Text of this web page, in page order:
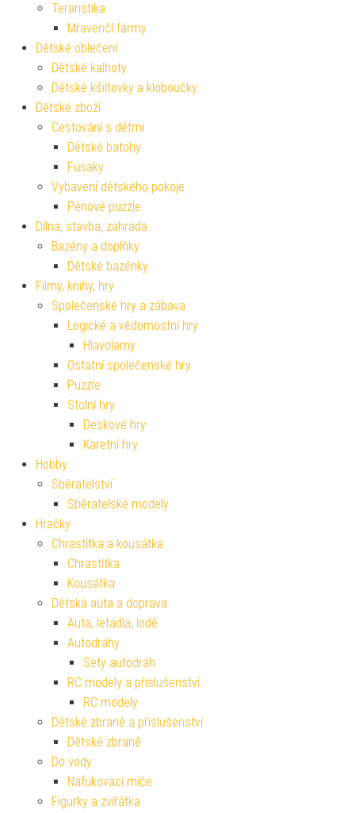
Teraristika
Mravenčí farmy
Dětské oblečení
Dětské kalhoty
Dětské kšiltovky a kloboučky
Dětské zboží
Cestování s dětmi
Dětské batohy
Fusaky
Vybavení dětského pokoje
Pěnové puzzle
Dílna, stavba, zahrada
Bazény a doplňky
Dětské bazénky
Filmy, knihy, hry
Společenské hry a zábava
Logické a vědomostní hry
Hlavolamy
Ostatní společenské hry
Puzzle
Stolní hry
Deskové hry
Karetní hry
Hobby
Sběratelství
Sběratelské modely
Hračky
Chrastítka a kousátka
Chrastítka
Kousátka
Dětská auta a doprava
Auta, letadla, lodě
Autodráhy
Sety autodráh
RC modely a příslušenství
RC modely
Dětské zbraně a příslušenství
Dětské zbraně
Do vody
Nafukovací míče
Figurky a zvířátka